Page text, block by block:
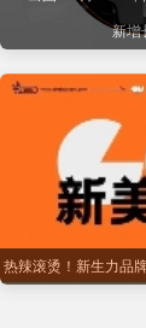
「2026CBE
新增
热辣滚烫！新生力品